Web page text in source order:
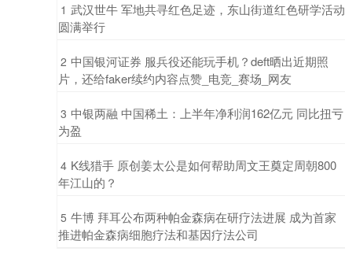
1 ​武汉世牛 军地共寻红色足迹，东山街道红色研学活动
圆满举行
2 ​中国银河证券 服兵役还能玩手机？deft晒出近期照
片，还给faker续约内容点赞_电竞_赛场_网友
3 ​中银两融 中国稀土：上半年净利润162亿元 同比扭亏
为盈
4 ​K线猎手 原创姜太公是如何帮助周文王奠定周朝800
年江山的？
5 ​牛博 拜耳公布两种帕金森病在研疗法进展 成为首家
推进帕金森病细胞疗法和基因疗法公司